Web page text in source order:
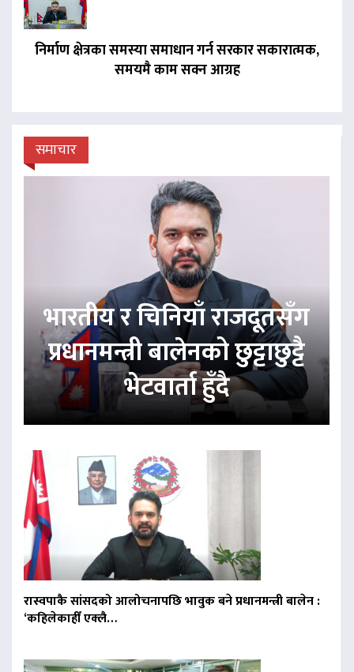
निर्माण क्षेत्रका समस्या समाधान गर्न सरकार सकारात्मक,
समयमै काम सक्न आग्रह
समाचार
भारतीय र चिनियाँ राजदूतसँग
प्रधानमन्त्री बालेनको छुट्टाछुट्टै
भेटवार्ता हुँदै
रास्वपाकै सांसदको आलोचनापछि भावुक बने प्रधानमन्त्री बालेन :
‘कहिलेकाहीँ एक्लै…